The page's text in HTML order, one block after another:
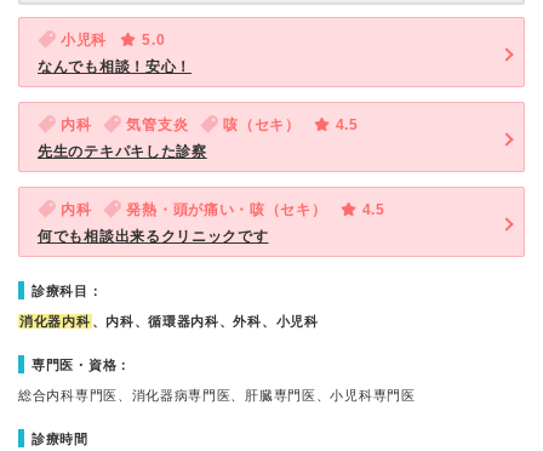
小児科
5.0
なんでも相談！安心！
内科 気管支炎 咳（セキ）
4.5
先生のテキパキした診察
内科 発熱・頭が痛い・咳（セキ）
4.5
何でも相談出来るクリニックです
診療科目：
消化器内科 、内科、循環器内科、外科、小児科
専門医・資格：
総合内科専門医、消化器病専門医、肝臓専門医、小児科専門医
診療時間